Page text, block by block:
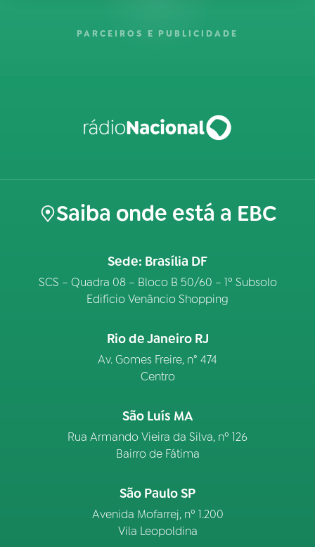
PARCEIROS E PUBLICIDADE
Saiba onde está a EBC
Sede: Brasília DF
SCS – Quadra 08 – Bloco B 50/60 – 1º Subsolo
Edifício Venâncio Shopping
Rio de Janeiro RJ
Av. Gomes Freire, n° 474
Centro
São Luís MA
Rua Armando Vieira da Silva, nº 126
Bairro de Fátima
São Paulo SP
Avenida Mofarrej, nº 1.200
Vila Leopoldina